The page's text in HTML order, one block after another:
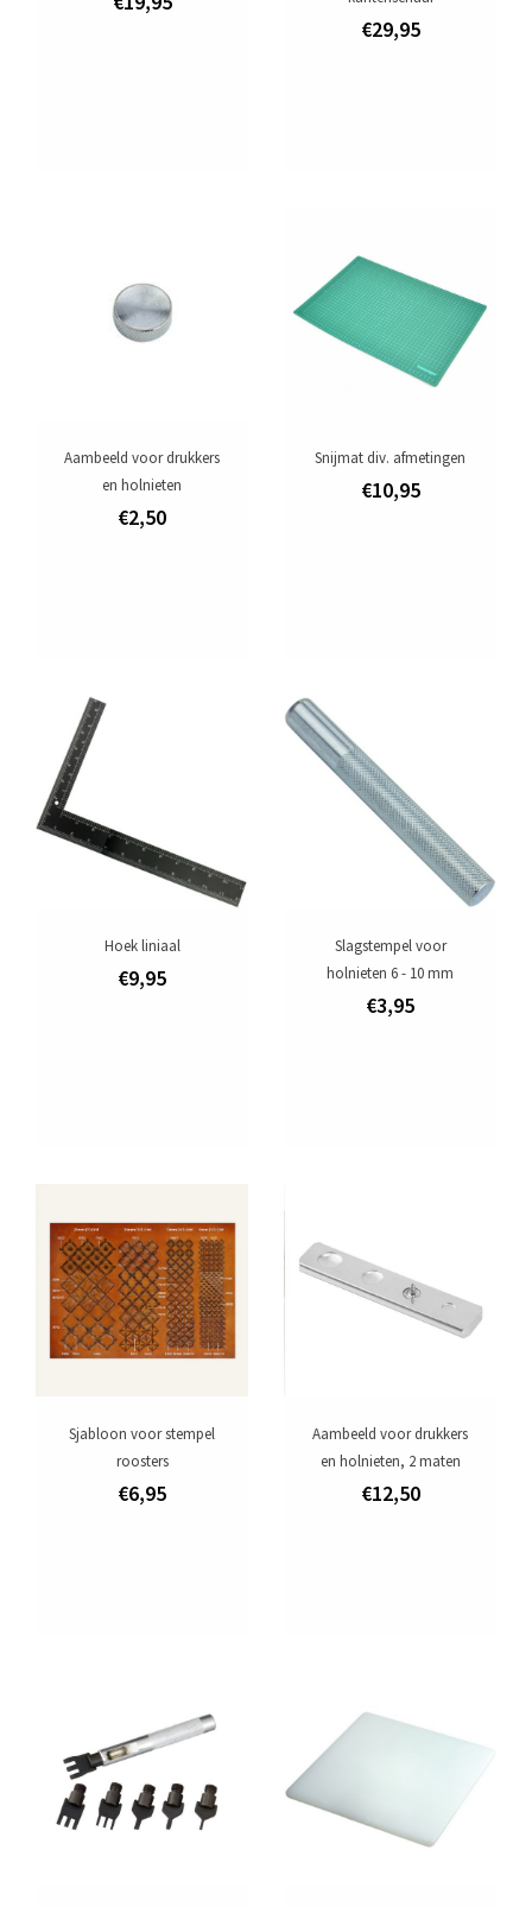
€29,95
Aambeeld voor drukkers
en holnieten
€2,50
Snijmat div. afmetingen
€10,95
Hoek liniaal
€9,95
Slagstempel voor
holnieten 6 - 10 mm
€3,95
Sjabloon voor stempel
roosters
€6,95
Aambeeld voor drukkers
en holnieten, 2 maten
€12,50